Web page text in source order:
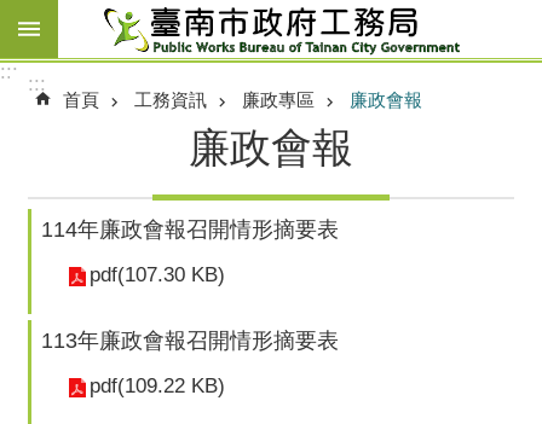
跳到主要內容區塊
:::
:::
首頁 工務資訊 廉政專區 廉政會報
廉政會報
114年廉政會報召開情形摘要表
pdf(107.30 KB)
113年廉政會報召開情形摘要表
pdf(109.22 KB)